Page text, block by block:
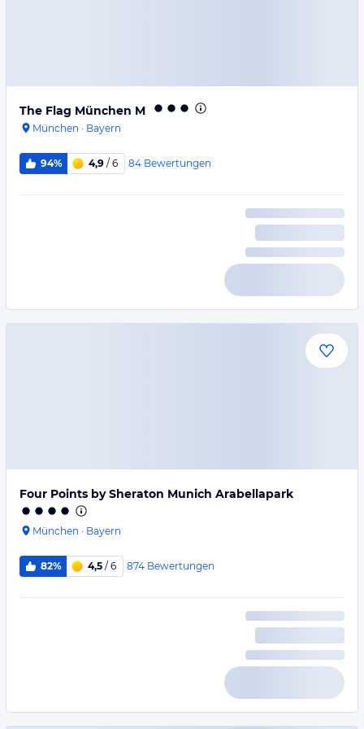
The Flag München M
München · Bayern
94% 4,9 / 6 84 Bewertungen
Four Points by Sheraton Munich Arabellapark
München · Bayern
82% 4,5 / 6 874 Bewertungen